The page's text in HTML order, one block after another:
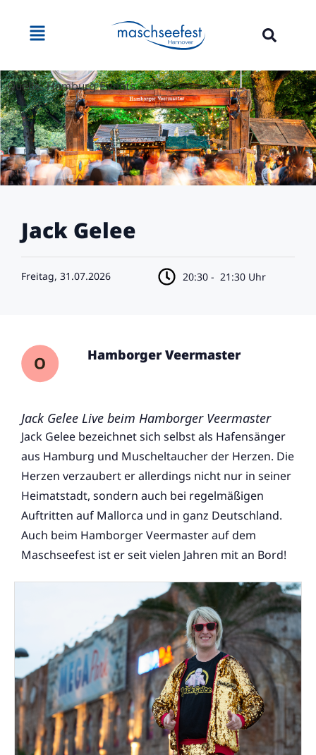
Quelle: Hamburg Events
Jack Gelee
Freitag, 31.07.2026 20:30 - 21:30 Uhr
Hamborger Veermaster
Jack Gelee Live beim Hamborger Veermaster
Jack Gelee bezeichnet sich selbst als Hafensänger
aus Hamburg und Muscheltaucher der Herzen. Die
Herzen verzaubert er allerdings nicht nur in seiner
Heimatstadt, sondern auch bei regelmäßigen
Auftritten auf Mallorca und in ganz Deutschland.
Auch beim Hamborger Veermaster auf dem
Maschseefest ist er seit vielen Jahren mit an Bord!